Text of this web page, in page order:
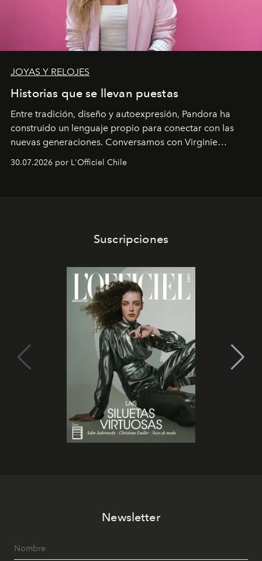
JOYAS Y RELOJES
Historias que se llevan puestas
Entre tradición, diseño y autoexpresión, Pandora ha
construido un lenguaje propio para conectar con las
nuevas generaciones. Conversamos con Virginie
Dubray, la responsable de marketing para
Latinoamérica, sobre identidad, cultura y el valor
30.07.2026 por L'Officiel Chile
Suscripciones
Newsletter